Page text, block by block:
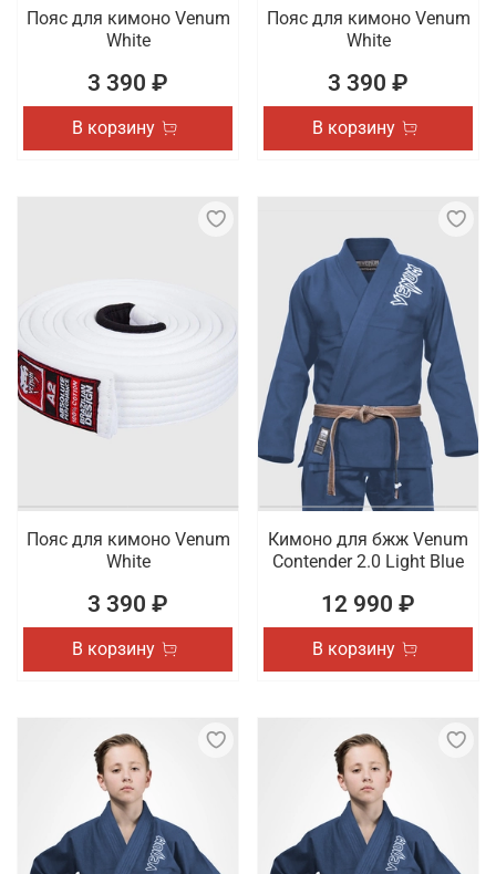
Пояс для кимоно Venum
White
3 390 ₽
В корзину
Пояс для кимоно Venum
White
3 390 ₽
В корзину
Пояс для кимоно Venum
White
3 390 ₽
В корзину
Кимоно для бжж Venum
Contender 2.0 Light Blue
12 990 ₽
В корзину